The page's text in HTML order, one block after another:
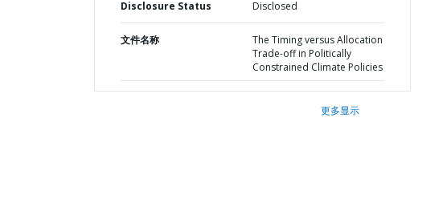
Disclosure Status Disclosed
文件名称
The Timing versus Allocation
Trade-off in Politically
Constrained Climate Policies
更多显示